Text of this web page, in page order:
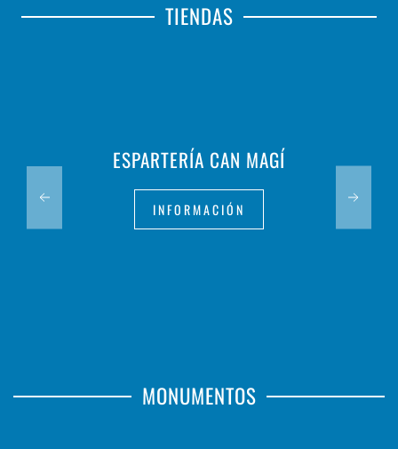
TIENDAS
ESPARTERÍA CAN MAGÍ
INFORMACIÓN
MONUMENTOS